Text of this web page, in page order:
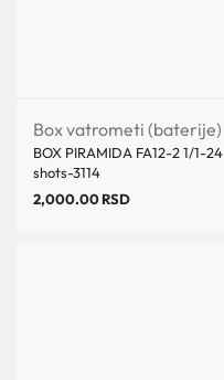
Box vatrometi (baterije)
BOX PIRAMIDA FA12-2 1/1-24
shots-3114
2,000.00RSD